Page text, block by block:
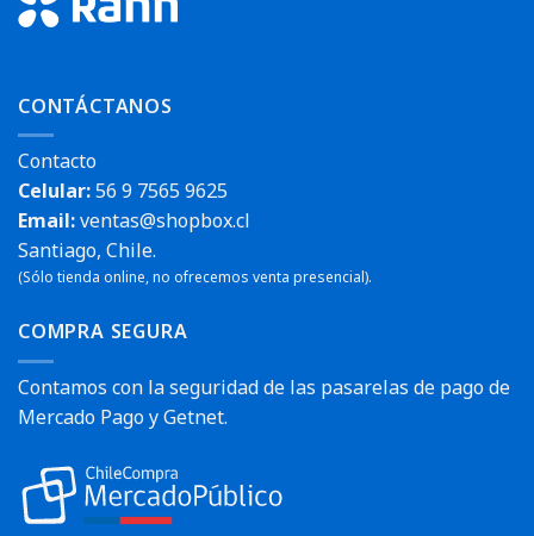
CONTÁCTANOS
Contacto
Celular:56 9 7565 9625
Email:ventas@shopbox.cl
Santiago, Chile.
(Sólo tienda online, no ofrecemos venta presencial).
COMPRA SEGURA
Contamos con la seguridad de las pasarelas de pago de
Mercado Pago y Getnet.